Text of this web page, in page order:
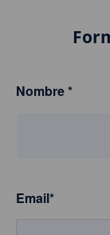
Nombre*
Email*